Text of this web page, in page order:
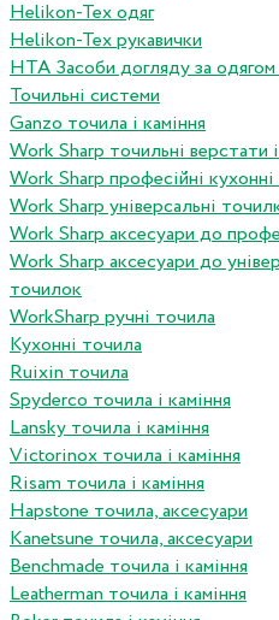
Helikon-Tex одяг
Helikon-Tex рукавички
HTA Засоби догляду за
Точильні системи
Ganzo точила і каміння
Work Sharp точильні верстати
Work Sharp професiйнi
Work Sharp унiверсальнi
Work Sharp аксесуари до
Work Sharp аксесуари до
точилок
WorkSharp ручні точила
Кухонні точила
Ruixin точила
Spyderco точила і каміння
Lansky точила і каміння
Victorinox точила і каміння
Risam точила і каміння
Hapstone точила, аксесуари
Kanetsune точила, аксесуари
Benchmade точила і каміння
Leatherman точила і каміння